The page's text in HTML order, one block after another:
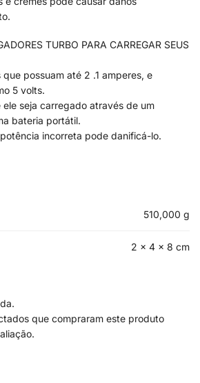
TURBO PARA CARREGAR SEUS
possuam até 2 .1 amperes, e
5 volts.
ele seja carregado através de um
bateria portátil.
incorreta pode danificá-lo.
510,000 g
2 × 4 × 8 cm
que compraram este produto